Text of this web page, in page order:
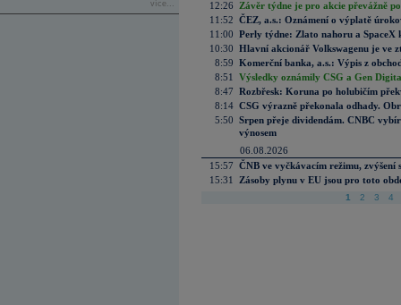
více...
12:26
Závěr týdne je pro akcie převážně
11:52 ČEZ, a.s.: Oznámení o výplatě
11:00 Perly týdne: Zlato nahoru a SpaceX
10:30 Hlavní akcionář Volkswagenu je ve
8:59 Komerční banka, a.s.: Výpis z
8:51
Výsledky oznámily CSG a Gen
8:47 Rozbřesk: Koruna po holubičím
8:14 CSG výrazně překonala odhady.
5:50 Srpen přeje dividendám. CNBC
výnosem
06.08.2026
15:57 ČNB ve vyčkávacím režimu, zvýšení
15:31
Zásoby plynu v EU jsou pro toto
1 2 3 4